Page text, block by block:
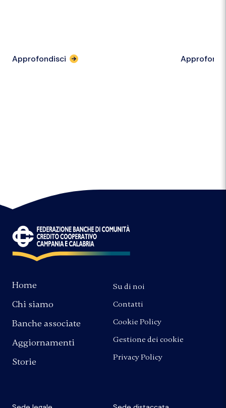
Approfondisci
Home
Chi siamo
Banche associate
Aggiornamenti
Storie
Su di noi
Contatti
Cookie Policy
Gestione dei cookie
Privacy Policy